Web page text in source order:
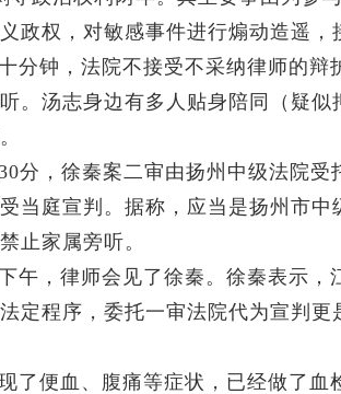
政权，对敏感事件进行煽动造遥，
分钟，法院不接受不采纳律师的辩
。汤志身边有多人贴身陪同（疑
分，徐秦案二审由扬州中级法院
当庭宣判。据称，应当是扬州市中
止家属旁听。
午，律师会见了徐秦。徐秦表示，
定程序，委托一审法院代为宣判
了便血、腹痛等症状，已经做了血